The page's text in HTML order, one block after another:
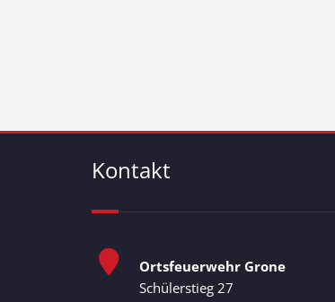
Kontakt
Ortsfeuerwehr Grone
Schülerstieg 27